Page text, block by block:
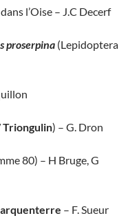
l’Oise – J.C Decerf
proserpina (Lepidoptera
Triongulin) – G. Dron
80) – H Bruge, G
– F. Sueur